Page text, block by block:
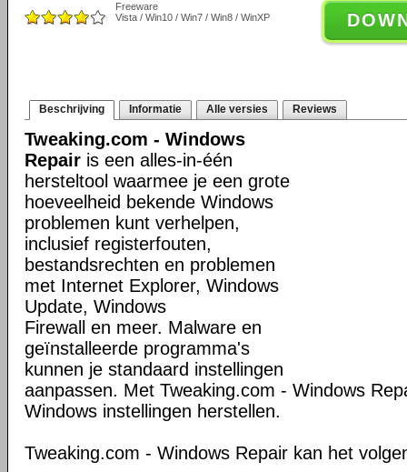
Freeware
Vista / Win10 / Win7 / Win8 / WinXP
Beschrijving Informatie Alle versies Reviews
Tweaking.com - Windows
Repair is een alles-in-één
hersteltool waarmee je een grote
hoeveelheid bekende Windows
problemen kunt verhelpen,
inclusief registerfouten,
bestandsrechten en problemen
met Internet Explorer, Windows
Update, Windows
Firewall en meer. Malware en
geïnstalleerde programma's
kunnen je standaard instellingen
aanpassen. Met Tweaking.com - Windows
Windows instellingen herstellen.
Tweaking.com - Windows Repair kan het